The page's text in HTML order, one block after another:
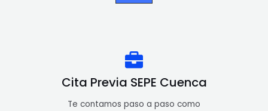
Cita Previa SEPE Cuenca
Te contamos paso a paso como